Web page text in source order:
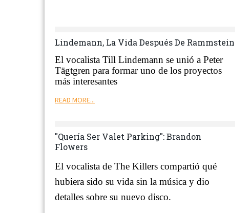
Lindemann, La Vida Después De Rammstein
El vocalista Till Lindemann se unió a Peter
Tägtgren para formar uno de los proyectos
más interesantes
READ MORE...
"Quería Ser Valet Parking": Brandon
Flowers
El vocalista de The Killers compartió qué
hubiera sido su vida sin la música y dio
detalles sobre su nuevo disco.